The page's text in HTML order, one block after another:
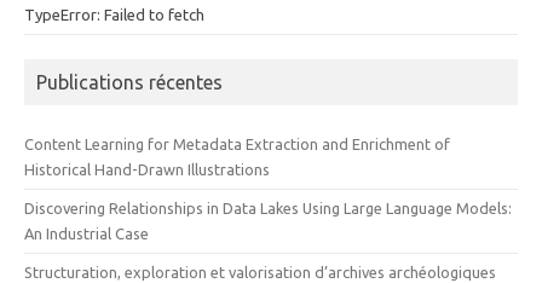
TypeError: Failed to fetch
Publications récentes
Content Learning for Metadata Extraction and Enrichment of
Historical Hand-Drawn Illustrations
Discovering Relationships in Data Lakes Using Large Language Models:
An Industrial Case
Structuration, exploration et valorisation d’archives archéologiques